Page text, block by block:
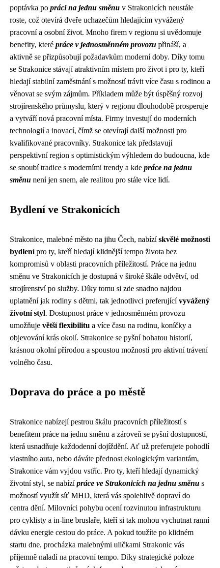
poptávka po práci na jednu směnu v Strakonicích neustále
roste, což otevírá dveře uchazečům hledajícím vyvážený
pracovní a osobní život. Mnoho firem v regionu si uvědomuje
benefity, které práce v jednosměnném provozu přináší, a
aktivně se přizpůsobují požadavkům moderní doby. Díky tomu
se Strakonice stávají atraktivním místem pro život i pro ty, kteří
hledají stabilní zaměstnání s možností trávit více času s rodinou a
věnovat se svým zájmům. Příkladem může být úspěšný rozvoj
strojírenského průmyslu, který v regionu dlouhodobě prosperuje
a vytváří nová pracovní místa. Firmy investují do moderních
technologií a inovací, čímž se otevírají další možnosti pro
kvalifikované pracovníky. Strakonice tak představují
perspektivní region s optimistickým výhledem do budoucna, kde
se snoubí tradice s moderními trendy a kde práce na jednu
směnu není jen snem, ale realitou pro stále více lidí.
Bydlení ve Strakonicích
Strakonice, malebné město na jihu Čech, nabízískvělé možnosti
bydlenípro ty, kteří hledají klidnější tempo života bez
kompromisů v oblasti pracovních příležitostí. Práce na jednu
směnu ve Strakonicích je dostupná v široké škále odvětví, od
strojírenství po služby. Díky tomu si zde snadno najdou
uplatnění jak rodiny s dětmi, tak jednotlivci preferujícívyvážený
životní styl. Dostupnost práce v jednosměnném provozu
umožňuje větší flexibilitu a více času na rodinu, koníčky a
objevování krás okolí. Strakonice se pyšní bohatou historií,
krásnou okolní přírodou a spoustou možností pro aktivní trávení
volného času.
Doprava do práce a po městě
Strakonice nabízejí pestrou škálu pracovních příležitostí s
benefitem práce na jednu směnu a zároveň se pyšní dostupností,
která usnadňuje každodenní dojíždění. Ať už preferujete pohodlí
vlastního auta, nebo dáváte přednost ekologickým variantám,
Strakonice vám vyjdou vstříc. Pro ty, kteří hledají dynamický
životní styl, se nabízípráce ve Strakonicích na jednu směnu s
možností využít síť MHD, která vás spolehlivě dopraví do
centra dění. Milovníci pohybu ocení rozvinutou infrastrukturu
pro cyklisty a in-line bruslaře, kteří si tak mohou vychutnat ranní
dávku energie cestou do práce. A pokud toužíte po klidném
startu dne, procházka malebnými uličkami Strakonic vás
příjemně naladí na pracovní tempo. Díky strategické poloze